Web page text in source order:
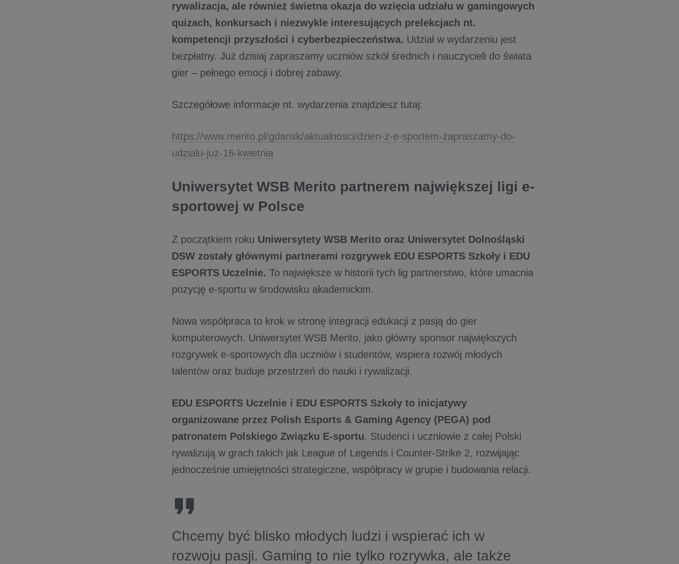
rywalizacja, ale również świetna okazja do wzięcia udziału w gamingowych
quizach, konkursach i niezwykle interesujących prelekcjach nt.
kompetencji przyszłości i cyberbezpieczeństwa. Udział w wydarzeniu jest
bezpłatny. Już dzisiaj zapraszamy uczniów szkół średnich i nauczycieli do świata
gier – pełnego emocji i dobrej zabawy.
Szczegółowe informacje nt. wydarzenia znajdziesz tutaj:
https://www.merito.pl/gdansk/aktualnosci/dzien-z-e-sportem-zapraszamy-do-
udzialu-juz-16-kwietnia
Uniwersytet WSB Merito partnerem największej ligi e-
sportowej w Polsce
Z początkiem roku Uniwersytety WSB Merito oraz Uniwersytet Dolnośląski
DSW zostały głównymi partnerami rozgrywek EDU ESPORTS Szkoły i EDU
ESPORTS Uczelnie. To największe w historii tych lig partnerstwo, które umacnia
pozycję e-sportu w środowisku akademickim.
Nowa współpraca to krok w stronę integracji edukacji z pasją do gier
komputerowych. Uniwersytet WSB Merito, jako główny sponsor największych
rozgrywek e-sportowych dla uczniów i studentów, wspiera rozwój młodych
talentów oraz buduje przestrzeń do nauki i rywalizacji.
EDU ESPORTS Uczelnie i EDU ESPORTS Szkoły to inicjatywy
organizowane przez Polish Esports & Gaming Agency (PEGA) pod
patronatem Polskiego Związku E-sportu. Studenci i uczniowie z całej Polski
rywalizują w grach takich jak League of Legends i Counter-Strike 2, rozwijając
jednocześnie umiejętności strategiczne, współpracy w grupie i budowania relacji.
Chcemy być blisko młodych ludzi i wspierać ich w
rozwoju pasji. Gaming to nie tylko rozrywka, ale także